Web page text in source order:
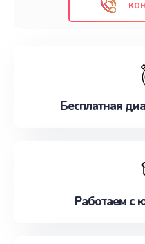
Бесплатная
Работаем с